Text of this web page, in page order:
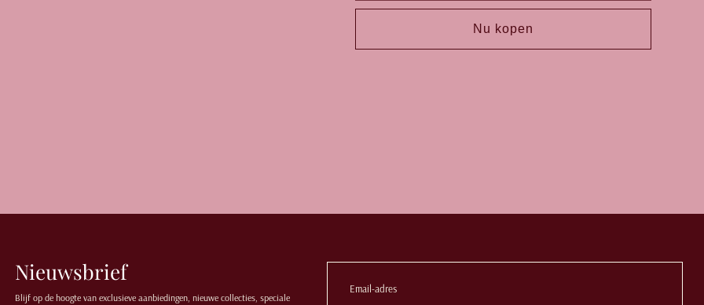
Nu kopen
Nieuwsbrief
Blijf op de hoogte van exclusieve aanbiedingen, nieuwe collecties, speciale